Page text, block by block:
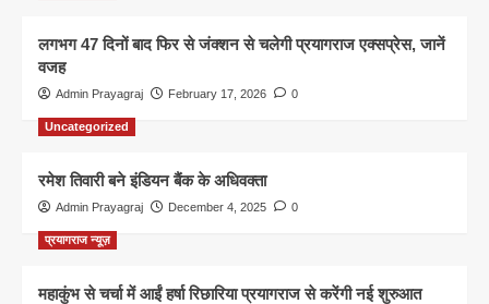
लगभग 47 दिनों बाद फिर से जंक्शन से चलेगी प्रयागराज एक्सप्रेस, जानें
वजह
Admin Prayagraj February 17, 2026 0
Uncategorized
रमेश तिवारी बने इंडियन बैंक के अधिवक्ता
Admin Prayagraj December 4, 2025 0
प्रयागराज न्यूज़
महाकुंभ से चर्चा में आईं हर्षा रिछारिया प्रयागराज से करेंगी नई शुरुआत